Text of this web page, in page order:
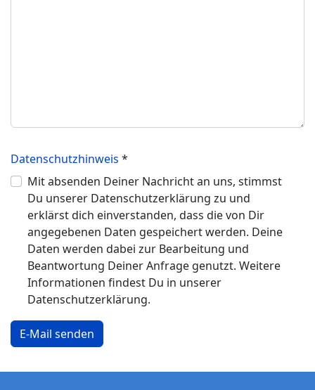
Datenschutzhinweis *
Mit absenden Deiner Nachricht an uns, stimmst
Du unserer Datenschutzerklärung zu und
erklärst dich einverstanden, dass die von Dir
angegebenen Daten gespeichert werden. Deine
Daten werden dabei zur Bearbeitung und
Beantwortung Deiner Anfrage genutzt. Weitere
Informationen findest Du in unserer
Datenschutzerklärung.
E-Mail senden